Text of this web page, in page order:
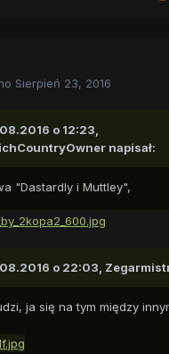
Sierpień 23, 2016
o 12:23,
napisał:
"Dastardly i Muttley",
o 22:03,
ja się na tym między